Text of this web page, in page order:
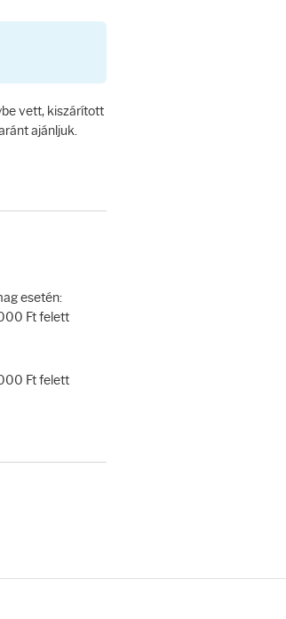
vett, kiszárított
ajánljuk.
esetén:
Ft felett
Ft felett